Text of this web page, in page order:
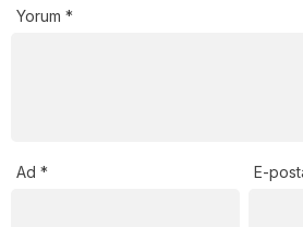
Yorum *
Ad * E-